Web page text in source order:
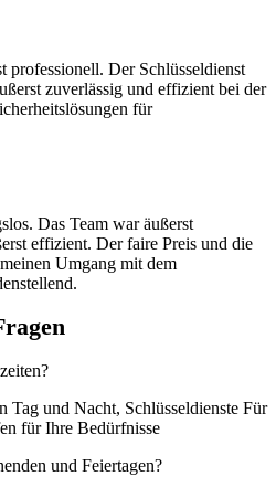
professionell. Der Schlüsseldienst
zuverlässig und effizient bei der
für
Das Team war äußerst
effizient. Der faire Preis und die
Umgang mit dem
Tag und Nacht, Schlüsseldienste Für
für Ihre Bedürfnisse
und Feiertagen?